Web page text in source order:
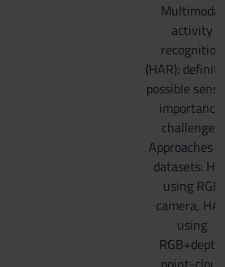
Multimodal
activity
recognition
(HAR):
possible
importance,
challenges,
Approaches
datasets:
using RGB
camera,
using
RGB+depth,